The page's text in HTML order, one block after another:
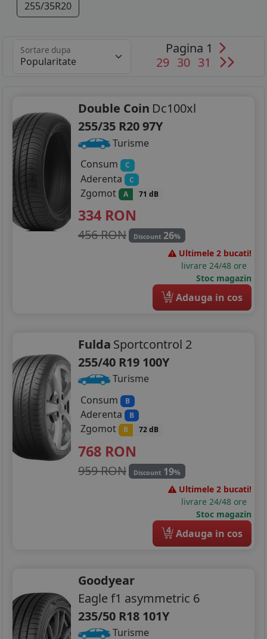
255/35R20
Sortare dupa
Pagina 1
29 30 31
Double Coin Dc100xl
255/35 R20 97Y
Turisme
Consum
C
Aderenta C
Zgomot A 71 dB
334 RON
456 RON Discount 26%
Ultimele 2 bucati!
livrare 24/48 ore
Stoc magazin
4 Adauga in cos
Fulda Sportcontrol 2
255/40 R19 100Y
Turisme
Consum
B
Aderenta B
Zgomot B 72 dB
768 RON
959 RON Discount 19%
Ultimele 2 bucati!
livrare 24/48 ore
Stoc magazin
4 Adauga in cos
Goodyear
Eagle f1 asymmetric 6
235/50 R18 101Y
Turisme